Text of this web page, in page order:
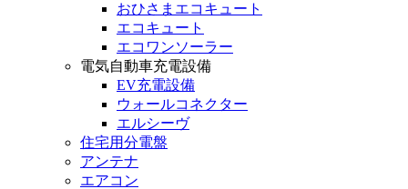
おひさまエコキュート
エコキュート
エコワンソーラー
電気自動車充電設備
EV充電設備
ウォールコネクター
エルシーヴ
住宅用分電盤
アンテナ
エアコン